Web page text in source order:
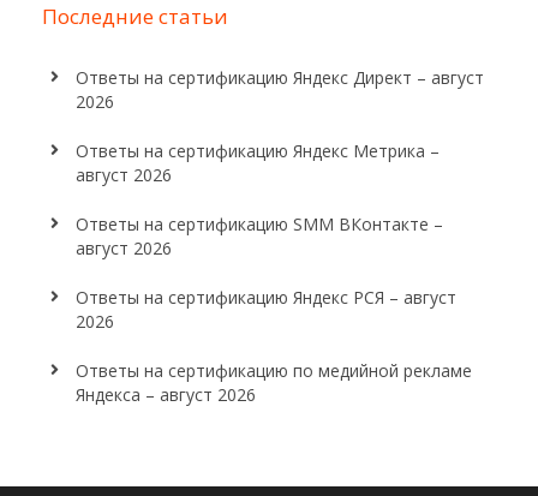
Последние статьи
Ответы на сертификацию Яндекс Директ – август
2026
Ответы на сертификацию Яндекс Метрика –
август 2026
Ответы на сертификацию SMM ВКонтакте –
август 2026
Ответы на сертификацию Яндекс РСЯ – август
2026
Ответы на сертификацию по медийной рекламе
Яндекса – август 2026